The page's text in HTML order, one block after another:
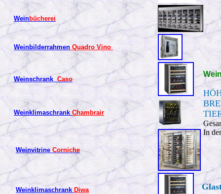
Weinbücherei
WeinbilderrahmenQuadro Vino
WeinschrankCaso
WeinklimaschrankChambrair
WeinvitrineCorniche
WeinklimaschrankDiwa
In